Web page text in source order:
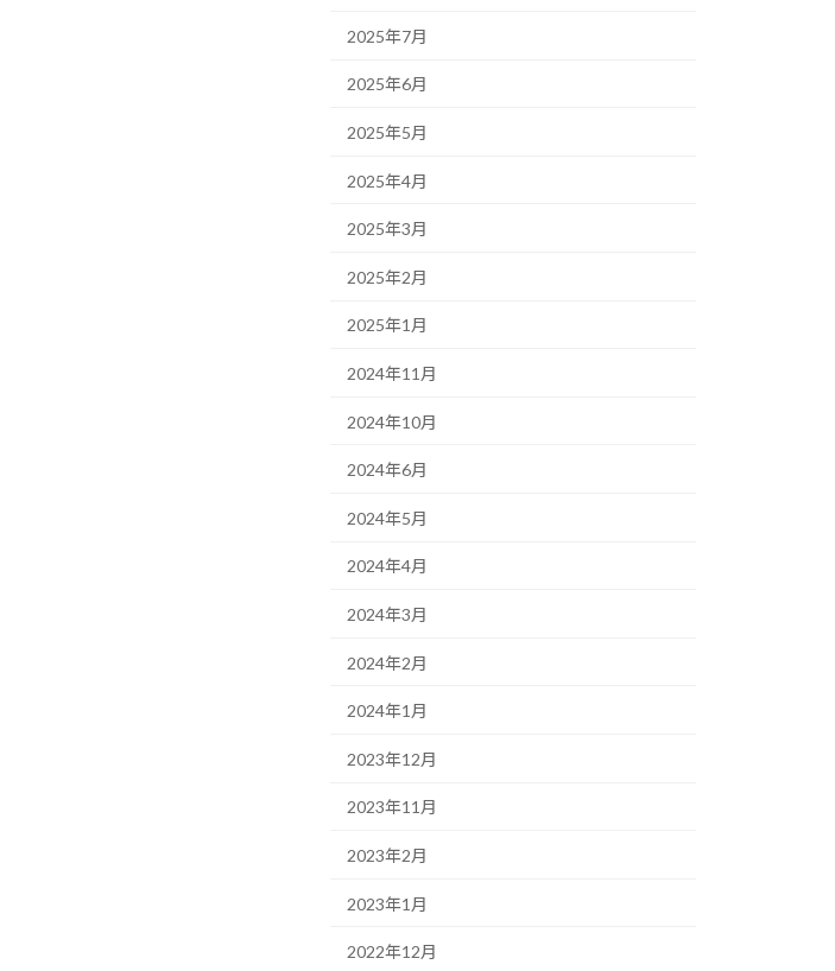
2025年7月
2025年6月
2025年5月
2025年4月
2025年3月
2025年2月
2025年1月
2024年11月
2024年10月
2024年6月
2024年5月
2024年4月
2024年3月
2024年2月
2024年1月
2023年12月
2023年11月
2023年2月
2023年1月
2022年12月